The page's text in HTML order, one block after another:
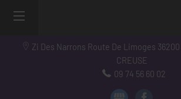
Zi Des Narrons Route De Limoges 36200
CREUSE
09 74 56 60 02